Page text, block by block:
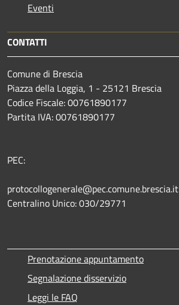
Eventi
CONTATTI
Comune di Brescia
Piazza della Loggia, 1 - 25121 Brescia
Codice Fiscale: 00761890177
Partita IVA: 00761890177
PEC:
protocollogenerale@pec.comune.brescia.it
Centralino Unico: 030/29771
Prenotazione appuntamento
Segnalazione disservizio
Leggi le FAQ